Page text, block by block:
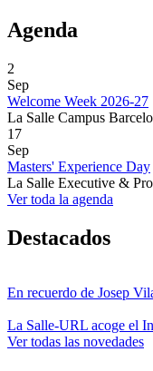
Agenda
2
Sep
Welcome Week 2026-27
La Salle Campus
17
Sep
Masters' Experience Day
La Salle Executive &
Ver toda la agenda
Destacados
En recuerdo de Josep
La Salle-URL acoge el
Ver todas las novedades